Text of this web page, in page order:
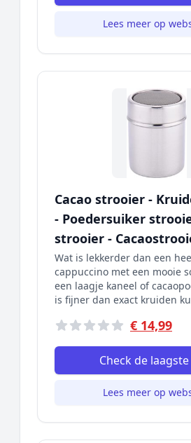
Lees meer op
Cacao strooier -
- Poedersuiker
strooier -
Wat is lekkerder dan een
cappuccino met een mooie
een laagje kaneel of
is fijner dan exact kruiden
€ 14,99
Check de
Lees meer op